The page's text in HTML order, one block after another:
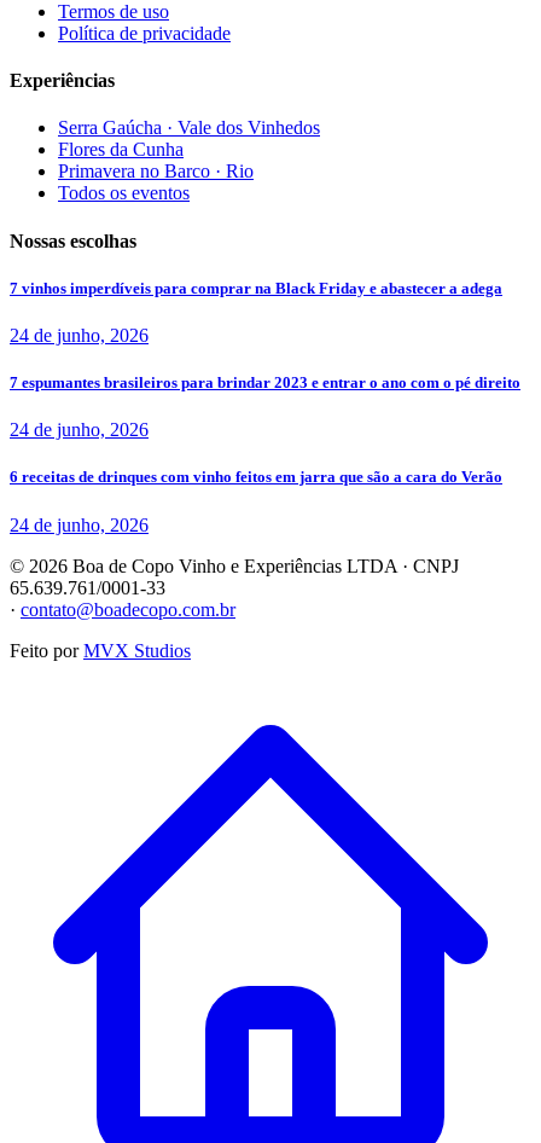
Termos de uso
Política de privacidade
Experiências
Serra Gaúcha · Vale dos Vinhedos
Flores da Cunha
Primavera no Barco · Rio
Todos os eventos
Nossas escolhas
7 vinhos imperdíveis para comprar na Black Friday e abastecer a adega
24 de junho, 2026
7 espumantes brasileiros para brindar 2023 e entrar o ano com o pé direito
24 de junho, 2026
6 receitas de drinques com vinho feitos em jarra que são a cara do Verão
24 de junho, 2026
© 2026 Boa de Copo Vinho e Experiências LTDA · CNPJ
65.639.761/0001-33
· contato@boadecopo.com.br
Feito por MVX Studios